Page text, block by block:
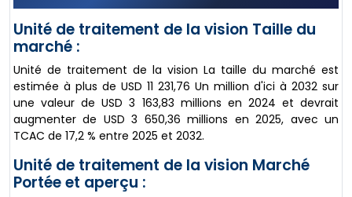
Unité de traitement de la vision Taille du
marché :
Unité de traitement de la vision La taille du marché est
estimée à plus de USD 11 231,76 Un million d'ici à 2032 sur
une valeur de USD 3 163,83 millions en 2024 et devrait
augmenter de USD 3 650,36 millions en 2025, avec un
TCAC de 17,2 % entre 2025 et 2032.
Unité de traitement de la vision Marché
Portée et aperçu :